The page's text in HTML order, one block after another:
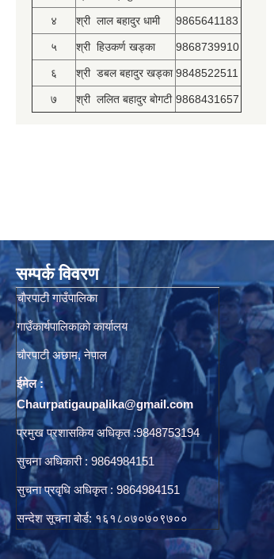
४ श्री लाल बहादुर धामी 9865641183
५ श्री हिउकर्ण खड्का 9868739910
६ श्री डबल बहादुर खड्का 9848522511
७ श्री ललित बहादुर बोगटी 9868431657
सम्पर्क विवरण
चाैरपाटी गाउँपालिका
गाउँकार्यपालिकाकाे कार्यालय
चाैरपाटी अछाम, नेपाल
ईमेल :
Chaurpatigaupalika@gmail.com
प्रमुख प्रशासकिय अधिकृत :9848753194
सुचना अधिकारी : 9864984151
सुचना प्रवृधि अधिकृत : 9864984151
सन्देश सूचना बोर्ड: १६१८०७०७०९७००